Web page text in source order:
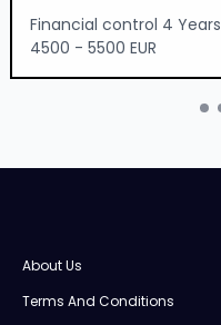
Financial control 4 Years
4500 - 5500 EUR
About Us
Terms And Conditions